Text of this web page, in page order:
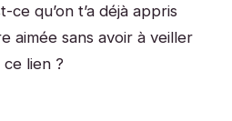
qu’on t’a déjà appris
aimée sans avoir à veiller
lien ?